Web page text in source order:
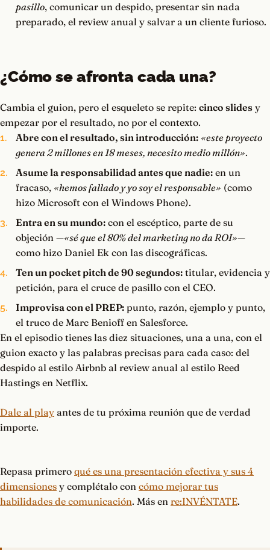
pasillo, comunicar un despido, presentar sin nada
preparado, el review anual y salvar a un cliente furioso.
¿Cómo se afronta cada una?
Cambia el guion, pero el esqueleto se repite: cinco slides y
empezar por el resultado, no por el contexto.
Abre con el resultado, sin introducción: «este proyecto
genera 2 millones en 18 meses, necesito medio millón».
Asume la responsabilidad antes que nadie:en un
fracaso, «hemos fallado y yo soy el responsable» (como
hizo Microsoft con el Windows Phone).
Entra en su mundo:con el escéptico, parte de su
objeción —«sé que el 80% del marketing no da ROI»—
como hizo Daniel Ek con las discográficas.
Ten un pocket pitch de 90 segundos:titular, evidencia y
petición, para el cruce de pasillo con el CEO.
Improvisa con el PREP:punto, razón, ejemplo y punto,
el truco de Marc Benioff en Salesforce.
En el episodio tienes las diez situaciones, una a una, con el
guion exacto y las palabras precisas para cada caso: del
despido al estilo Airbnb al review anual al estilo Reed
Hastings en Netflix.
Dale al play antes de tu próxima reunión que de verdad
importe.
Repasa primero qué es una presentación efectiva y sus 4
dimensiones y complétalo con cómo mejorar tus
habilidades de comunicación. Más en re:INVÉNTATE.